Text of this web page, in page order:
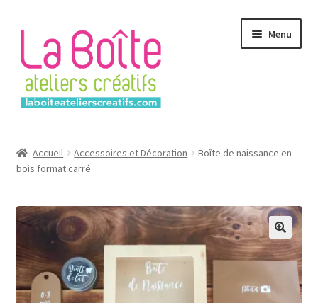
la
navigation
contenu
Menu
Account
Login
Password Reset
Register
Accueil Accessoires et Décoration
Boîte de naissance en
bois format carré